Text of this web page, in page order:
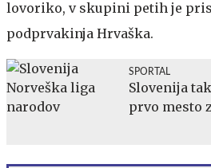
lovoriko, v skupini petih je
podprvakinja Hrvaška.
SPORTAL
Slovenija
prvo mesto